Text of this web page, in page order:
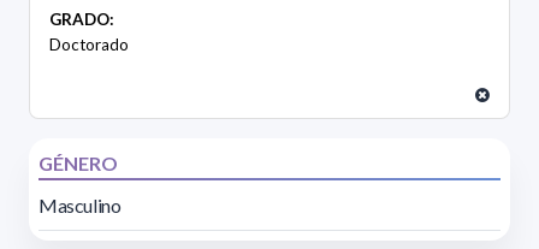
GRADO:
Doctorado
GÉNERO
Masculino